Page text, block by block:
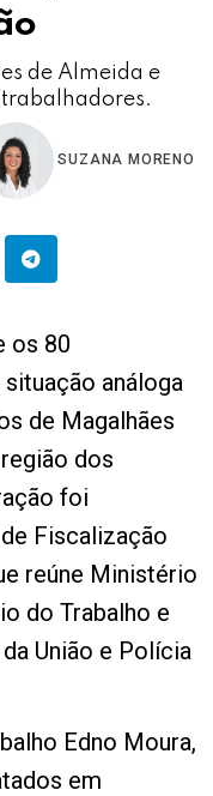
de Almeida e
SUZANA MORENO
os 80
análoga
de Magalhães
dos
foi
Fiscalização
reúne Ministério
do Trabalho e
União e Polícia
Edno Moura,
em